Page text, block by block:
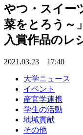
やつ・スイー
菜をとろう～
入賞作品のレ
2021.03.23 17:40
大学ニュース
イベント
産官学連携
学生の活動
地域貢献
その他